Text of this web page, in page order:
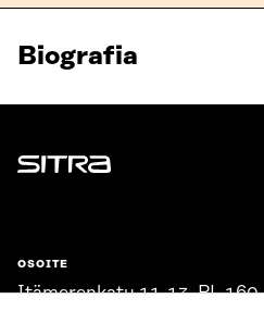
Biografia
Sitra
OSOITE
Itämerenkatu 11-13, PL 160,